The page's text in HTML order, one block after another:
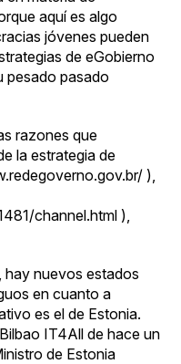
aquí es algo
jóvenes pueden
de eGobierno
pesado pasado
razones que
la estrategia de
),
channel.html ),
hay nuevos estados
en cuanto a
es el de Estonia.
IT4All de hace un
de Estonia